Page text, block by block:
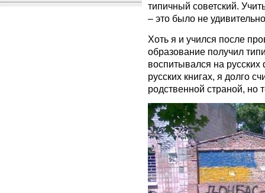
типичный советский.
– это было не
Хоть я и учился после
образование получил
воспитывался на
русских книгах, я долго
родственной страной, но